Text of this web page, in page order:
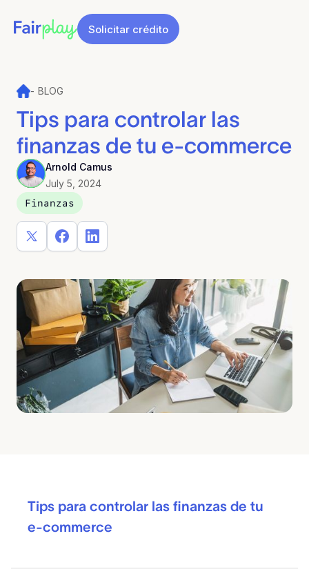
Solicitar crédito
- BLOG
Tips para controlar las
finanzas de tu e-commerce
Arnold Camus
July 5, 2024
Finanzas
Tips para controlar las finanzas de tu
e-commerce